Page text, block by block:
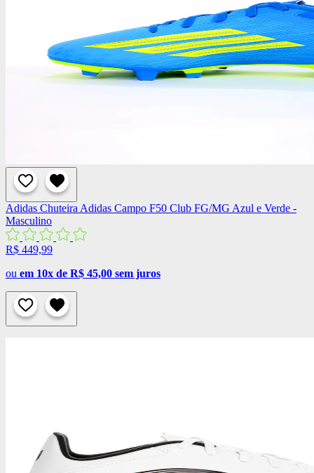
Adidas Chuteira Adidas Campo F50 Club FG/MG Azul e Verde -
Masculino
R$ 449,99
ou em 10x de R$ 45,00 sem juros